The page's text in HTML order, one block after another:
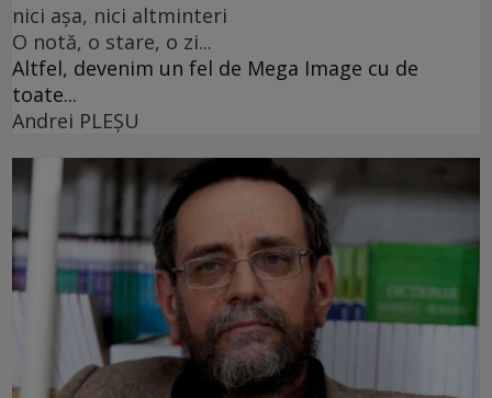
nici așa, nici altminteri
O notă, o stare, o zi...
Altfel, devenim un fel de Mega Image cu de
toate...
Andrei PLEŞU